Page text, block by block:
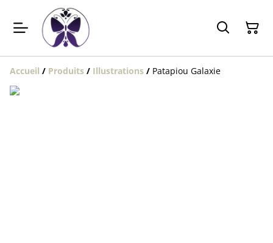
Accueil / Produits / Illustrations / Patapiou Galaxie